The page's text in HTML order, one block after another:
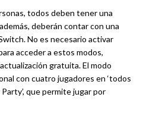
todos deben tener una
deberán contar con una
No es necesario activar
acceder a estos modos,
gratuita. El modo
con cuatro jugadores en ‘todos
que permite jugar por